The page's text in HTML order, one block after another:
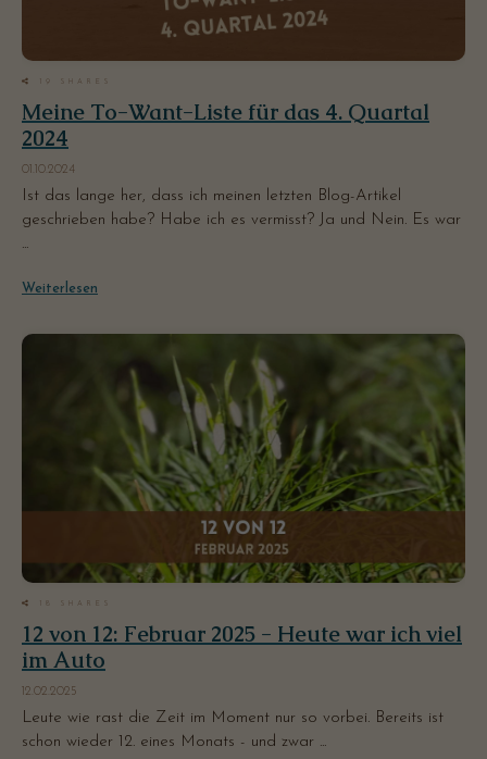
19 SHARES
Meine To-Want-Liste für das 4. Quartal
2024
01.10.2024
Ist das lange her, dass ich meinen letzten Blog-Artikel
geschrieben habe? Habe ich es vermisst? Ja und Nein. Es war
...
Weiterlesen
18 SHARES
12 von 12: Februar 2025 - Heute war ich viel
im Auto
12.02.2025
Leute wie rast die Zeit im Moment nur so vorbei. Bereits ist
schon wieder 12. eines Monats - und zwar ...